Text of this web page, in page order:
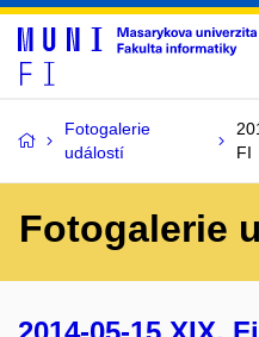
Fotogalerie
událostí
FI
Fotogalerie